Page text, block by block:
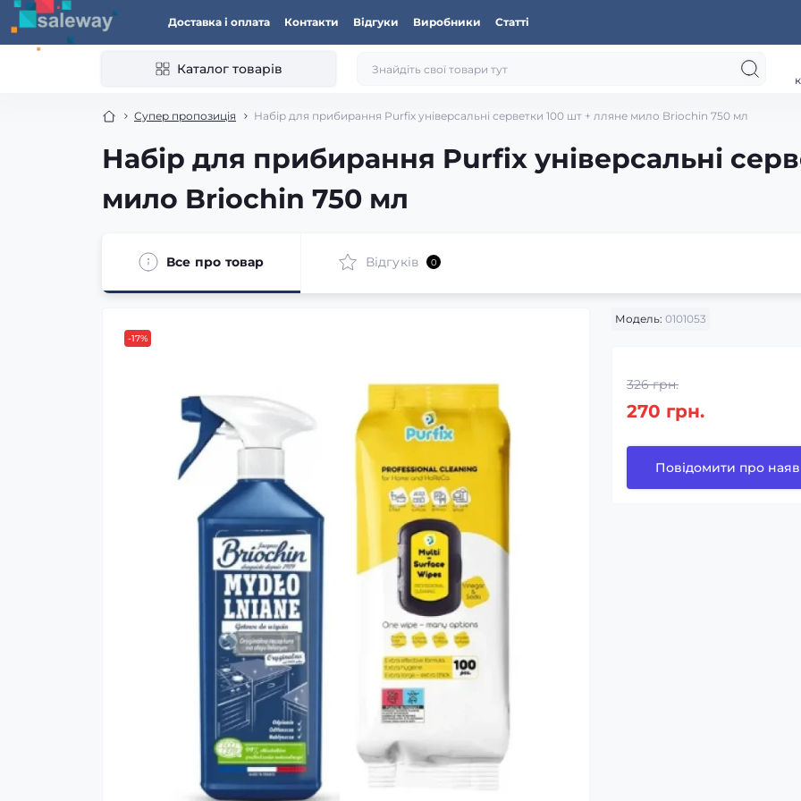
Доставка і оплата Контакти Відгуки Виробники Статті
Каталог товарів
Супер пропозиція Набір для прибирання Purfix універсальні серветки 100 шт + лляне мило Briochin 750 мл
Набір для прибирання Purfix універсальні
мило Briochin 750 мл
Все про товар Відгуків 0
-17%
Модель: 0101053
326 грн.
270 грн.
Повідомити про